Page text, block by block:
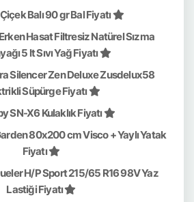
Balı 90 gr Bal Fiyatı
Hasat Filtresiz Natürel Sızma
5 lt Sıvı Yağ Fiyatı
Silencer Zen Deluxe Zusdelux58
Süpürge Fiyatı
SN-X6 Kulaklık Fiyatı
80x200 cm Visco + Yaylı Yatak
Fiyatı
H/P Sport 215/65 R16 98V Yaz
Lastiği Fiyatı